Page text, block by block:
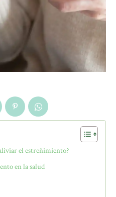
el estreñimiento?
en la salud